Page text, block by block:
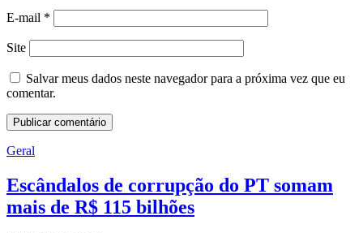
E-mail *
Site
Salvar meus dados neste navegador para a próxima vez que eu
comentar.
Geral
Escândalos de corrupção do PT somam
mais de R$ 115 bilhões